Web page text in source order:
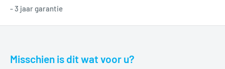
- 3 jaar garantie
Misschien is dit wat voor u?